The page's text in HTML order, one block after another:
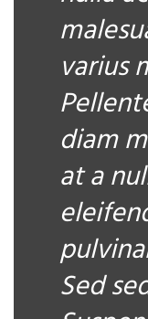
varius
diam
at a
Sed